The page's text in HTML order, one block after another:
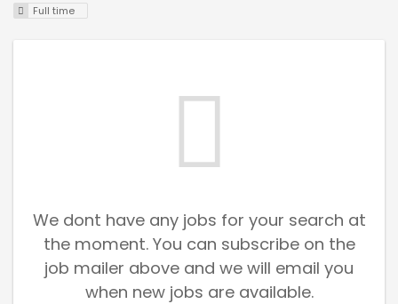
Full time
We dont have any jobs for your search at
the moment. You can subscribe on the
job mailer above and we will email you
when new jobs are available.